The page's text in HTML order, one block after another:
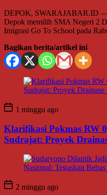
DEPOK, SWARAJABAR.ID
Depok memilih SMA Negeri 2
Imigrasi Go To School pada
Bagikan berita/artikel ini
1 minggu ago
Klarifikasi Pokmas RW
Sudrajat: Proyek
2 minggu ago